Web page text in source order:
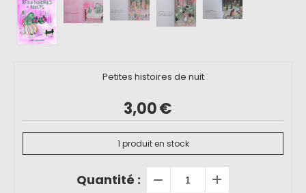
Petites histoires de nuit
3,00€
1 produit en stock
Quantité :